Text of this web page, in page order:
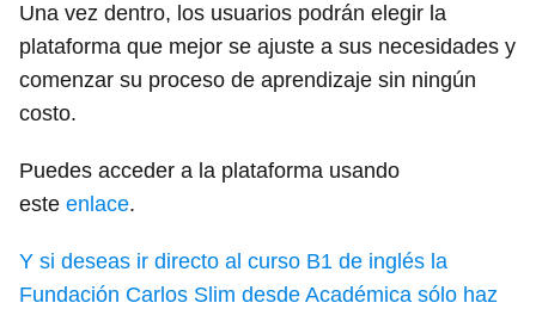
Una vez dentro, los usuarios podrán elegir la
plataforma que mejor se ajuste a sus necesidades y
comenzar su proceso de aprendizaje sin ningún
costo.
Puedes acceder a la plataforma usando
este enlace.
Y si deseas ir directo al curso B1 de inglés la
Fundación Carlos Slim desde Académica sólo haz